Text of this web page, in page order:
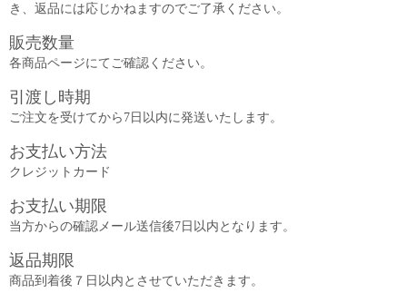
き、返品には応じかねますのでご了承ください。
販売数量
各商品ページにてご確認ください。
引渡し時期
ご注文を受けてから7日以内に発送いたします。
お支払い方法
クレジットカード
お支払い期限
当方からの確認メール送信後7日以内となります。
返品期限
商品到着後７日以内とさせていただきます。